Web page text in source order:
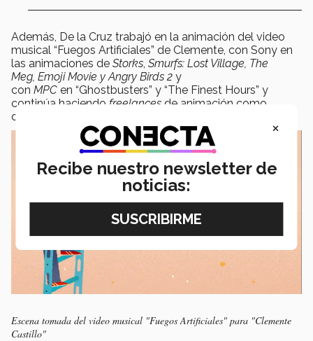
Además, De la Cruz trabajó en la animación del video
musical “Fuegos Artificiales” de Clemente, con Sony en
las animaciones de Storks Smurfs: Lost Village, The
Meg, Emoji Movie y Angry Birds 2 y
con MPC en “Ghostbusters” y “The Finest Hours” y
continúa haciendo freelances de animación como
director o generalista.
Escena tomada del video musical "Fuegos Artificiales" para "Clemente
Castillo"
×
Recibe nuestro newsletter de
noticias: